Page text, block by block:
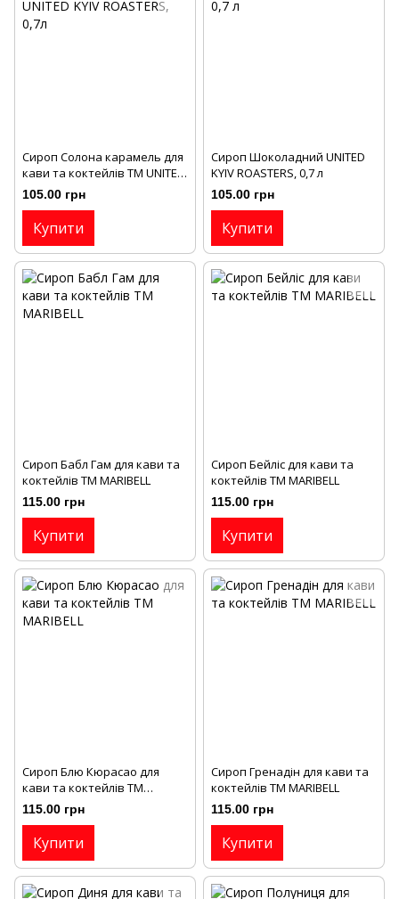
Сироп Солона карамель для
кави та коктейлів ТМ UNITED
KYIV ROASTERS, 0,7л
105.00 грн
Купити
Сироп Шоколадний UNITED
KYIV ROASTERS, 0,7 л
105.00 грн
Купити
Сироп Бабл Гам для кави та
коктейлів ТМ MARIBELL
115.00 грн
Купити
Сироп Бейліс для кави та
коктейлів ТМ MARIBELL
115.00 грн
Купити
Сироп Блю Кюрасао для
кави та коктейлів ТМ
MARIBELL
115.00 грн
Купити
Сироп Гренадін для кави та
коктейлів ТМ MARIBELL
115.00 грн
Купити